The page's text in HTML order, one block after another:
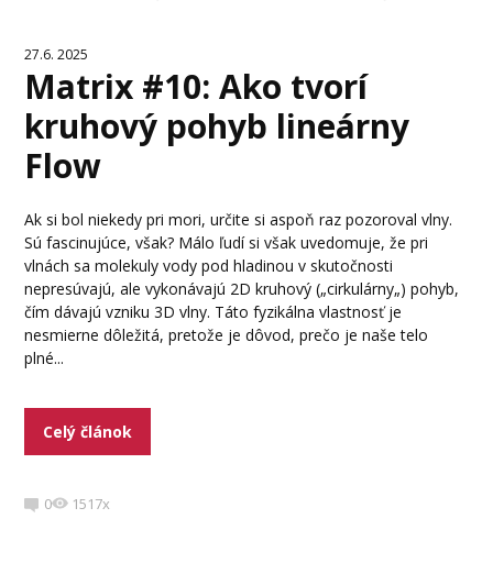
27.6. 2025
Matrix #10: Ako tvorí
kruhový pohyb lineárny
Flow
Ak si bol niekedy pri mori, určite si aspoň raz pozoroval vlny.
Sú fascinujúce, však? Málo ľudí si však uvedomuje, že pri
vlnách sa molekuly vody pod hladinou v skutočnosti
nepresúvajú, ale vykonávajú 2D kruhový („cirkulárny„) pohyb,
čím dávajú vzniku 3D vlny. Táto fyzikálna vlastnosť je
nesmierne dôležitá, pretože je dôvod, prečo je naše telo
plné...
Celý článok
0 1517x